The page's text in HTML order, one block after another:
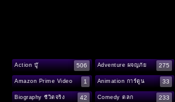
Action บู๊ 506 Adventure ผจญภัย 275
Amazon Prime Video 1 Animation การ์ตูน 33
Biography ชีวิตจริง 42 Comedy ตลก 233